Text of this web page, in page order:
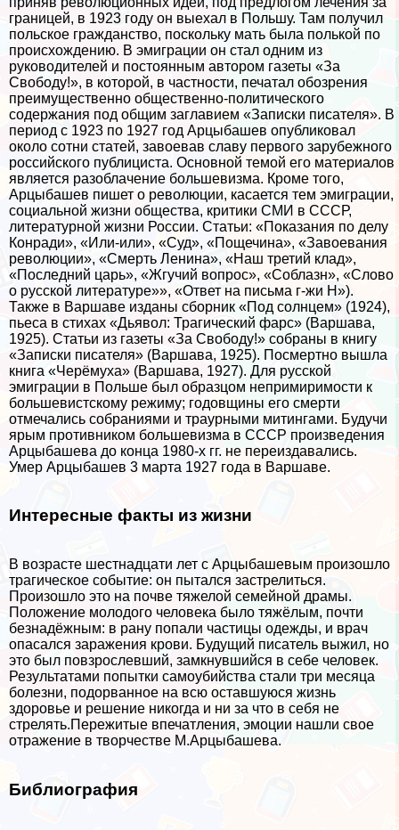
границей, в 1923 году он выехал в Польшу. Там получил
польское гражданство, поскольку мать была полькой по
происхождению. В эмиграции он стал одним из
руководителей и постоянным автором газеты «За
Свободу!», в которой, в частности, печатал обозрения
преимущественно общественно-политического
содержания под общим заглавием «Записки писателя». В
период с 1923 по 1927 год Арцыбашев опубликовал
около сотни статей, завоевав славу первого зарубежного
российского публициста. Основной темой его материалов
является разоблачение большевизма. Кроме того,
Арцыбашев пишет о революции, касается тем эмиграции,
социальной жизни общества, критики СМИ в СССР,
литературной жизни России. Статьи: «Показания по делу
Конради», «Или-или», «Суд», «Пощечина», «Завоевания
революции», «Cмepть Ленина», «Наш третий клад»,
«Последний царь», «Жгучий вопрос», «Coблaзн», «Слово
о русской литературе»», «Ответ на письма г-жи Н»).
Также в Варшаве изданы сборник «Под солнцем» (1924),
пьеса в стихах «Дьявол: Трагический фарс» (Варшава,
1925). Статьи из газеты «За Свободу!» собраны в книгу
«Записки писателя» (Варшава, 1925). Поcмepтно вышла
книга «Черёмуха» (Варшава, 1927). Для русской
эмиграции в Польше был образцом непримиримости к
большевистскому режиму; годовщины его cмepти
отмечались собраниями и траурными митингами. Будучи
ярым противником большевизма в СССР произведения
Арцыбашева до конца 1980-х гг. не переиздавались.
Умер Арцыбашев 3 марта 1927 года в Варшаве.
Интересные факты из жизни
В возрасте шестнадцати лет с Арцыбашевым произошло
трагическое событие: он пытался застрелиться.
Произошло это на почве тяжелой семейной драмы.
Положение молодого человека было тяжёлым, почти
безнадёжным: в рану попали частицы одежды, и врач
опасался заражения крови. Будущий писатель выжил, но
это был повзрослевший, замкнувшийся в себе человек.
Результатами попытки самоубийства стали три месяца
болезни, подорванное на всю оставшуюся жизнь
здоровье и решение никогда и ни за что в себя не
стрелять.Пережитые впечатления, эмоции нашли свое
отражение в творчестве М.Арцыбашева.
Библиография